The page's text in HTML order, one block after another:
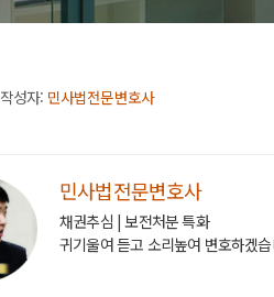
작성자: 민사법전문변호사
민사법전문변호사
채권추심 | 보전처분 특화
귀기울여 듣고 소리높여 변호하겠